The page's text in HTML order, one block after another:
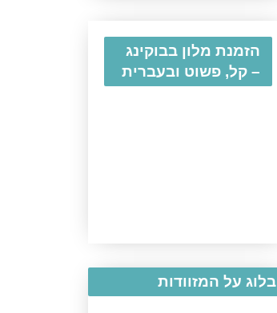
הזמנת מלון בבוקינג
– קל, פשוט ובעברית
בלוג על המזוודות